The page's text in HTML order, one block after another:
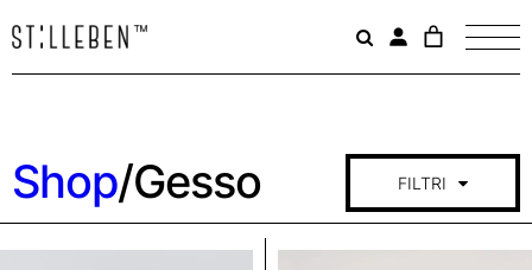
Il
è
Shop/Gesso FILTRI
COLLEZIONE